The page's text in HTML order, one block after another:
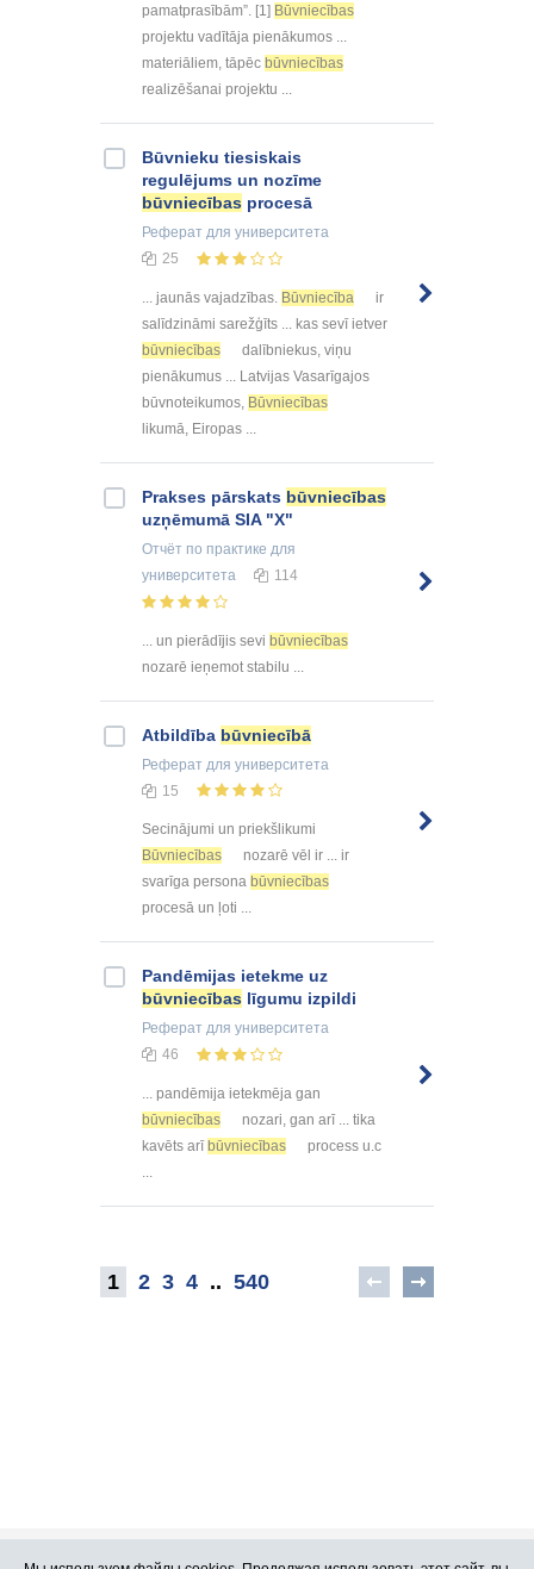
pamatprasībām”. [1] Būvniecības
projektu vadītāja pienākumos ...
materiāliem, tāpēc būvniecības
realizēšanai projektu ...
Būvnieku tiesiskais
regulējums un nozīme
būvniecības procesā
Реферат для университета
25
... jaunās vajadzības. Būvniecība
ir
salīdzināmi sarežģīts ... kas sevī ietver
būvniecības
dalībniekus, viņu
pienākumus ... Latvijas Vasarīgajos
būvnoteikumos, Būvniecības
likumā, Eiropas ...
Prakses pārskats būvniecības
uzņēmumā SIA "X"
Отчёт по практике для
университета
114
... un pierādījis sevi būvniecības
nozarē ieņemot stabilu ...
Atbildība būvniecībā
Реферат для университета
15
Secinājumi un priekšlikumi
Būvniecības
nozarē vēl ir ... ir
svarīga persona būvniecības
procesā un ļoti ...
Pandēmijas ietekme uz
būvniecības līgumu izpildi
Реферат для университета
46
... pandēmija ietekmēja gan
būvniecības
nozari, gan arī ... tika
kavēts arī būvniecības
process u.c
...
1 2 3 4 .. 540